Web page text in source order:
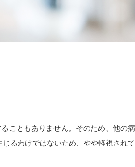
こともありません。そのため、他の病
るわけではないため、やや軽視されて